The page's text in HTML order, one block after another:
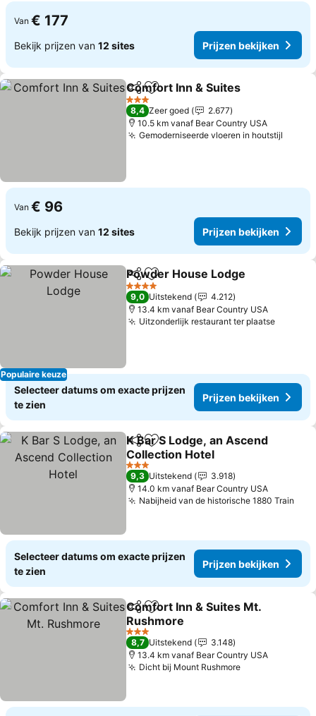
Van € 177
Bekijk prijzen van 12 sites Prijzen bekijken
DelenToevoegen aan favorieten
Comfort Inn & Suites
3 Sterren
8,4 Zeer goed
2.677
10.5 km vanaf Bear Country USA
Gemoderniseerde vloeren in houtstijl
Van € 96
Bekijk prijzen van 12 sites Prijzen bekijken
Populaire keuze
DelenToevoegen aan favorieten
Powder House Lodge
4 Sterren
9,0 Uitstekend
4.212
13.4 km vanaf Bear Country USA
Uitzonderlijk restaurant ter plaatse
Selecteer datums om exacte prijzen
te zien
Prijzen bekijken
DelenToevoegen aan favorieten
K Bar S Lodge, an Ascend
Collection Hotel
3 Sterren
9,3 Uitstekend
3.918
14.0 km vanaf Bear Country USA
Nabijheid van de historische 1880 Train
Selecteer datums om exacte prijzen
te zien
Prijzen bekijken
DelenToevoegen aan favorieten
Comfort Inn & Suites Mt.
Rushmore
3 Sterren
8,7 Uitstekend
3.148
13.4 km vanaf Bear Country USA
Dicht bij Mount Rushmore